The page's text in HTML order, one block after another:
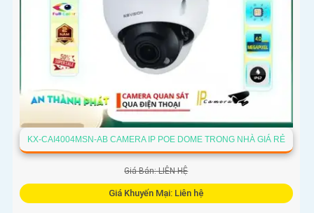
KX-CAI4004MSN-AB CAMERA IP POE DOME TRONG NHÀ GIÁ RẺ
Giá Bán: LIÊN HỆ
Giá Khuyến Mại: Liên hệ